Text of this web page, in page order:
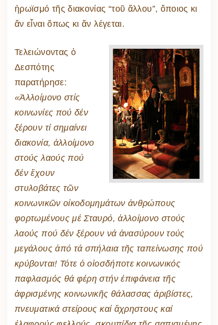
ἡρωϊσμό τῆς διακονίας “τοῦ ἄλλου”, ὅποιος κι
ἄν εἶναι ὅπως κι ἄν λέγεται.
Τελειώνοντας ὁ
Δεσπότης
παρατήρησε:
«Ἀλλοίμονο στίς
κοινωνίες πού δέν
ξέρουν τί σημαίνει
διακονία, ἀλλοίμονο
στούς λαούς πού
δέν ἔχουν
στυλοβάτες τῶν
κοινωνικῶν οἰκοδομημάτων ἀνθρώπους
φορτωμένους μέ Σταυρό, ἀλλοίμονο στούς
λαούς πού δέν ξέρουν νά ἀνασύρουν τούς
μεγάλους ἀπό τά σπήλαια τῆς ταπείνωσης πού
κρύβονται! Τότε ὁ οἱοσδήποτε κοινωνικός
παφλασμός θά φέρη στήν ἐπιφάνεια τῆς
ἀφρισμένης κοινωνικῆς θάλασσας ἀριβίστες,
πνευματικά στείρους καί ἄχρηστους καί